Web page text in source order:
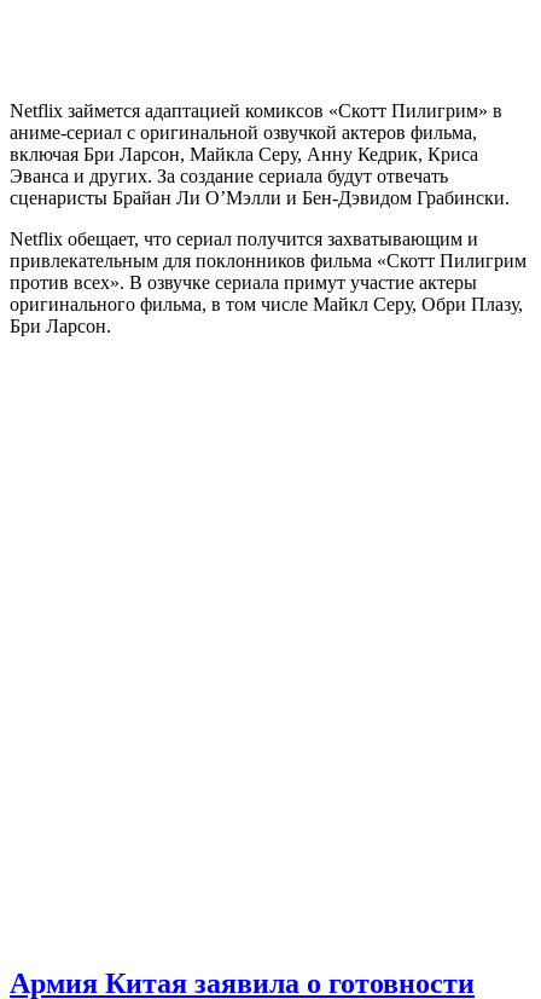
Netflix займется адаптацией комиксов «Скотт Пилигрим» в
аниме-сериал с оригинальной озвучкой актеров фильма,
включая Бри Ларсон, Майкла Серу, Анну Кедрик, Криса
Эванса и других. За создание сериала будут отвечать
сценаристы Брайан Ли О’Мэлли и Бен-Дэвидом Грабински.
Netflix обещает, что сериал получится захватывающим и
привлекательным для поклонников фильма «Скотт Пилигрим
против всех». В озвучке сериала примут участие актеры
оригинального фильма, в том числе Майкл Серу, Обри Плазу,
Бри Ларсон.
Армия Китая заявила о готовности